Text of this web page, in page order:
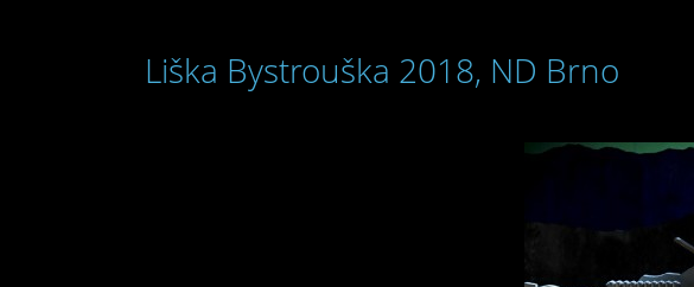
Liška Bystrouška 2018, ND Brno